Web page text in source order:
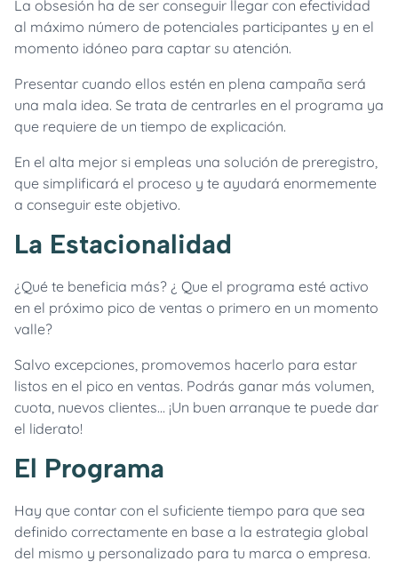
La obsesión ha de ser conseguir llegar con efectividad
al máximo número de potenciales participantes y en el
momento idóneo para captar su atención.
Presentar cuando ellos estén en plena campaña será
una mala idea. Se trata de centrarles en el programa ya
que requiere de un tiempo de explicación.
En el alta mejor si empleas una solución de preregistro,
que simplificará el proceso y te ayudará enormemente
a conseguir este objetivo.
La Estacionalidad
¿Qué te beneficia más? ¿ Que el programa esté activo
en el próximo pico de ventas o primero en un momento
valle?
Salvo excepciones, promovemos hacerlo para estar
listos en el pico en ventas. Podrás ganar más volumen,
cuota, nuevos clientes… ¡Un buen arranque te puede dar
el liderato!
El Programa
Hay que contar con el suficiente tiempo para que sea
definido correctamente en base a la estrategia global
del mismo y personalizado para tu marca o empresa.